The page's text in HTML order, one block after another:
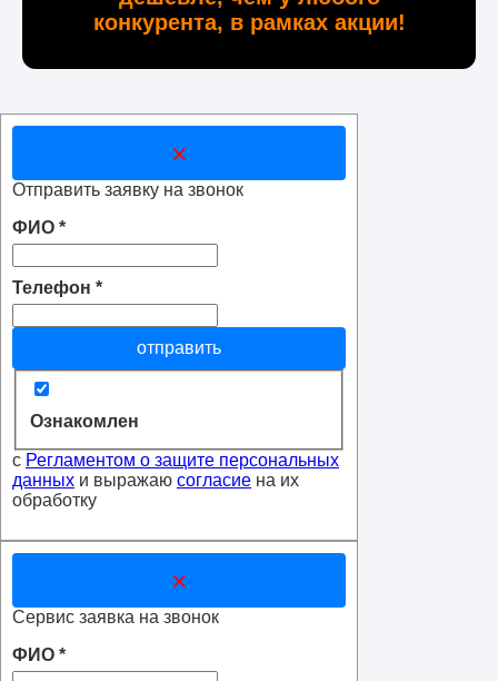
конкурента, в рамках акции!
×
Отправить заявку на звонок
ФИО *
Телефон *
отправить
Ознакомлен
с Регламентом о защите персональных
данных и выражаю согласие на их
обработку
×
Сервис заявка на звонок
ФИО *